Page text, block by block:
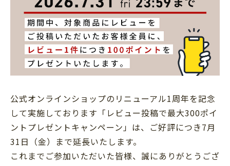
公式オンラインショップのリニューアル1周年を記念
して実施しております「レビュー投稿で最大300ポイ
ントプレゼントキャンペーン」は、ご好評につき7月
31日（金）まで延長いたします。
これまでご参加いただいた皆様、誠にありがとうござ